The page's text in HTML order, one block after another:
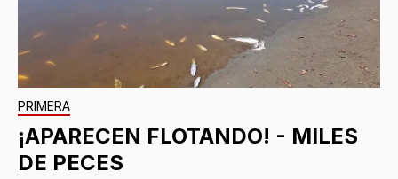
PRIMERA
¡APARECEN FLOTANDO! - MILES
DE PECES